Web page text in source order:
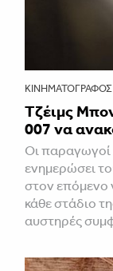
ΚΙΝΗΜΑΤΟΓΡΆΦΟΣ
Τζέιμς
007 να
Οι παραγωγοί
ενημερώσει
στον επόμενο
κάθε στάδιο
αυστηρές